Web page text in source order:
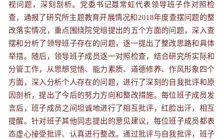
视问题，深刻剖析。党委书记聂常虹代表领导班子作对照检
查，通报了研究所主题教育开展情况和2018年度查摆问题的整
改落实情况，重点围绕院党组提出的五个方面的问题，深入查
摆和分析了领导班子存在的问题，逐一提出了整改思路和具体
举措。随后，领导班子成员逐一对照检查，结合研究所实际和
分管工作，从思想觉悟、能力素质、道德修养、作风形象四个
方面，深入分析个人存在的问题，进行了深刻的自我批评和原
因剖析，提出了今后的努力方向和整改措施。每位班子成员发
言后，班子成员之间坦诚地进行了相互批评，红脸出汗，相互
提醒。针对班子其他同志提出的意见建议，每位班子成员都表
态虚心接受批评、认真进行整改。通过批评与自我批评，班子